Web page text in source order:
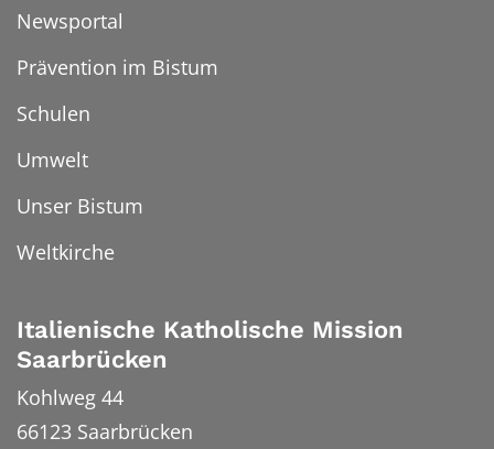
Newsportal
Prävention im Bistum
Schulen
Umwelt
Unser Bistum
Weltkirche
Italienische Katholische Mission
Saarbrücken
Kohlweg 44
66123 Saarbrücken